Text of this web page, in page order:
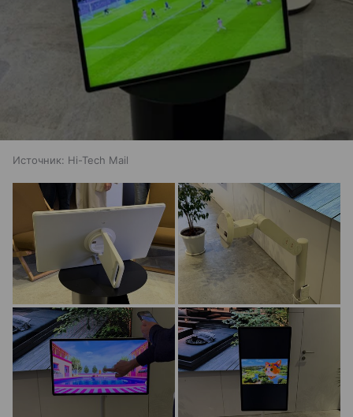
Источник: Hi-Tech Mail